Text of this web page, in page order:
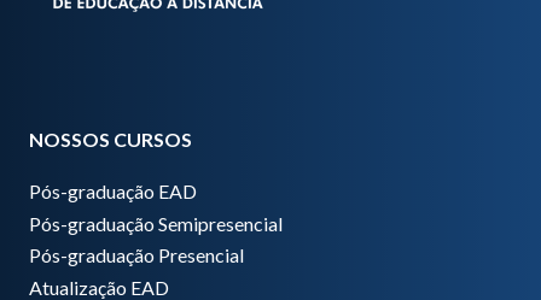
NOSSOS CURSOS
Pós-graduação EAD
Pós-graduação Semipresencial
Pós-graduação Presencial
Atualização EAD